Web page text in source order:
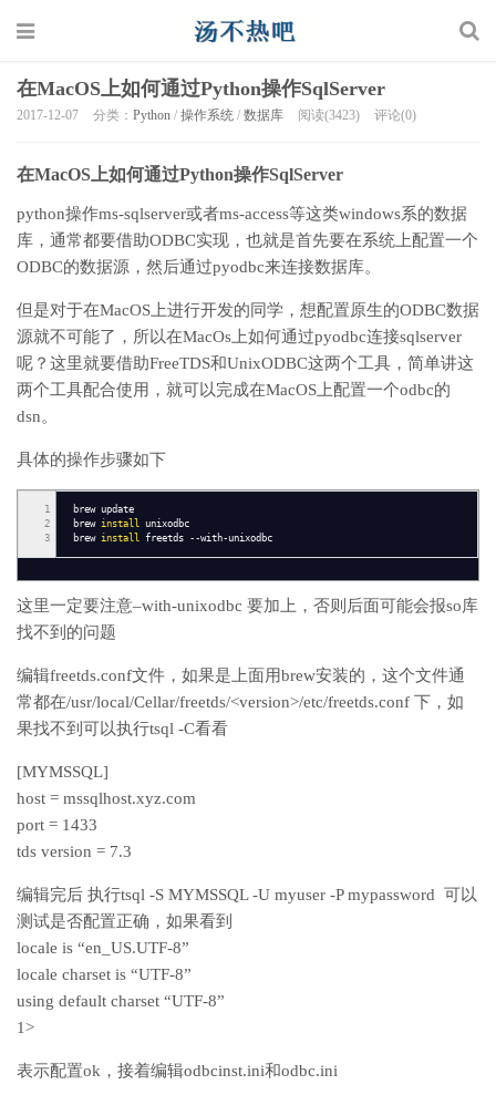
在MacOS上如何通过Python操作SqlServer
2017-12-07 分类： Python / 操作系统 / 数据库 阅读(3423) 评论(0)
在MacOS上如何通过Python操作SqlServer
python操作ms-sqlserver或者ms-access等这类windows系的数据
库，通常都要借助ODBC实现，也就是首先要在系统上配置一个
ODBC的数据源，然后通过pyodbc来连接数据库。
但是对于在MacOS上进行开发的同学，想配置原生的ODBC数据
源就不可能了，所以在MacOs上如何通过pyodbc连接sqlserver
呢？这里就要借助FreeTDS和UnixODBC这两个工具，简单讲这
两个工具配合使用，就可以完成在MacOS上配置一个odbc的
dsn。
具体的操作步骤如下
1
2
3
brew update
brew install unixodbc
brew install freetds --with-unixodbc
这里一定要注意–with-unixodbc 要加上，否则后面可能会报so库
找不到的问题
编辑freetds.conf文件，如果是上面用brew安装的，这个文件通
常都在/usr/local/Cellar/freetds/<version>/etc/freetds.conf 下，如
果找不到可以执行tsql -C看看
[MYMSSQL]
host = mssqlhost.xyz.com
port = 1433
tds version = 7.3
编辑完后 执行tsql -S MYMSSQL -U myuser -P mypassword 可以
测试是否配置正确，如果看到
locale is “en_US.UTF-8”
locale charset is “UTF-8”
using default charset “UTF-8”
1>
表示配置ok，接着编辑odbcinst.ini和odbc.ini